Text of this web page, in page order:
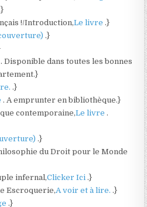
!/Introduction,Le livre.}
.}
. Disponible dans toutes les bonnes
.}
. A emprunter en bibliothèque.}
contemporaine,Le livre.
.}
du Droit pour le Monde
infernal,Clicker Ici.}
Escroquerie,A voir et à lire..}
.}